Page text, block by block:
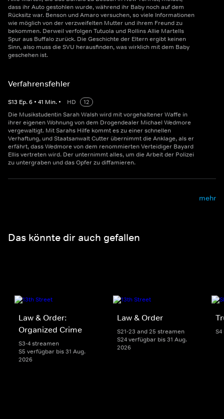
dass ihr Auto gestohlen wurde, während ihr Baby noch auf dem
Rücksitz war. Benson und Amaro versuchen, so viele Informationen
wie möglich von der verzweifelten Mutter und ihrem Freund zu
bekommen. Derweil verfolgen Tutuola und Rollins Allie Martells
Spur aus Buffalo zurück. Die Geschichte der Eltern ergibt keinen
Sinn, also muss die SVU herausfinden, was wirklich mit dem Baby
geschehen ist.
Verfahrensfehler
S13 Ep.6 • 41 Min. • HD
12
Die Musikstudentin Sarah Walsh wird mit vorgehaltener Waffe in
ihrer eigenen Wohnung von dem Drogendealer Michael Wedmore
vergewaltigt. Mit Sarahs Hilfe kommt es zu einer schnellen
Verhaftung, und Staatsanwalt Cutter übernimmt die Anklage, als er
erfährt, dass Wedmore von dem renommierten Verteidiger Bayard
Ellis vertreten wird. Der unternimmt alles, um die Arbeit der Polizei
zu untergraben und das Opfer zu diffamieren.
mehr
Das könnte dir auch gefallen
Law & Order:
Organized Crime
S3-4 streamen
S5 verfügbar bis 31 Aug.
2026
Law & Order
S21-23 and 25 streamen
S24 verfügbar bis 31 Aug.
2026